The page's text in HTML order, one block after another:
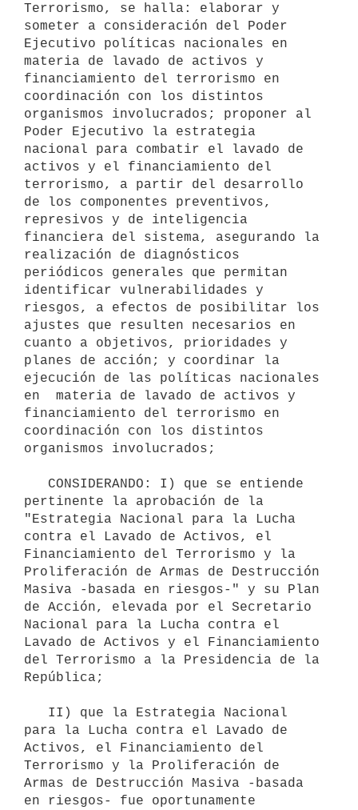
Terrorismo, se halla: elaborar y
someter a consideración del Poder
Ejecutivo políticas nacionales en
materia de lavado de activos y
financiamiento del terrorismo en
coordinación con los distintos
organismos involucrados; proponer al
Poder Ejecutivo la estrategia
nacional para combatir el lavado de
activos y el financiamiento del
terrorismo, a partir del desarrollo
de los componentes preventivos,
represivos y de inteligencia
financiera del sistema, asegurando la
realización de diagnósticos
periódicos generales que permitan
identificar vulnerabilidades y
riesgos, a efectos de posibilitar los
ajustes que resulten necesarios en
cuanto a objetivos, prioridades y
planes de acción; y coordinar la
ejecución de las políticas nacionales
en  materia de lavado de activos y
financiamiento del terrorismo en
coordinación con los distintos
organismos involucrados;
pertinente la aprobación de la
"Estrategia Nacional para la Lucha
contra el Lavado de Activos, el
Financiamiento del Terrorismo y la
Proliferación de Armas de Destrucción
Masiva -basada en riesgos-" y su Plan
de Acción, elevada por el Secretario
Nacional para la Lucha contra el
Lavado de Activos y el Financiamiento
del Terrorismo a la Presidencia de la
República;
para la Lucha contra el Lavado de
Activos, el Financiamiento del
Terrorismo y la Proliferación de
Armas de Destrucción Masiva -basada
en riesgos- fue oportunamente